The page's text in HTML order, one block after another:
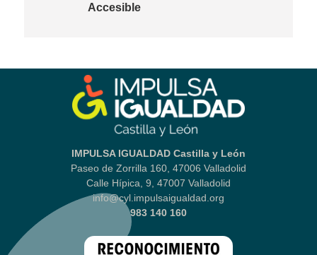
Accesible
IMPULSA IGUALDAD Castilla y León
Paseo de Zorrilla 160, 47006 Valladolid
Calle Hípica, 9, 47007 Valladolid
info@cyl.impulsaigualdad.org
983 140 160